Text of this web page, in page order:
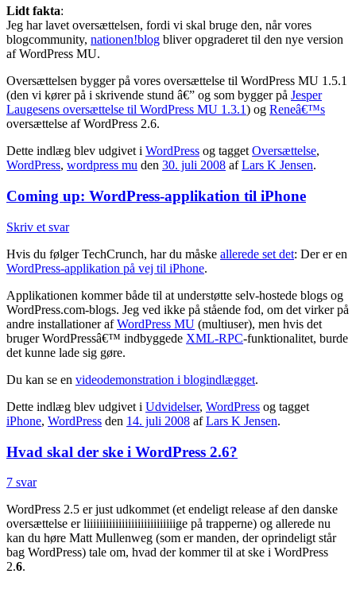
Lidt fakta:
Jeg har lavet oversættelsen, fordi vi skal bruge den, når vores
blogcommunity, nationen!blog bliver opgraderet til den nye version
af WordPress MU.
Oversættelsen bygger på vores oversættelse til WordPress MU 1.5.1
(den vi kører på i skrivende stund â€” og som bygger på Jesper
Laugesens oversættelse til WordPress MU 1.3.1) og Reneâ€™s
oversættelse af WordPress 2.6.
Dette indlæg blev udgivet i WordPress og tagget Oversættelse,
WordPress, wordpress mu den 30. juli 2008 afLars K Jensen.
Coming up: WordPress-applikation til iPhone
Skriv et svar
Hvis du følger TechCrunch, har du måske allerede set det: Der er en
WordPress-applikation på vej til iPhone.
Applikationen kommer både til at understøtte selv-hostede blogs og
WordPress.com-blogs. Jeg ved ikke på stående fod, om det virker på
andre installationer afWordPress MU (multiuser), men hvis det
bruger WordPressâ€™ indbyggede XML-RPC-funktionalitet, burde
det kunne lade sig gøre.
Du kan se en videodemonstration i blogindlægget.
Dette indlæg blev udgivet i Udvidelser, WordPress og tagget
iPhone, WordPress den 14. juli 2008 afLars K Jensen.
Hvad skal der ske i WordPress 2.6?
7 svar
WordPress 2.5 er just udkommet (et endeligt release af den danske
oversættelse er liiiiiiiiiiiiiiiiiiiiiiiiiiiige på trapperne) og allerede nu
kan du høre Matt Mullenweg (som er manden, der oprindeligt står
bag WordPress) tale om, hvad der kommer til at ske i WordPress
2.6.